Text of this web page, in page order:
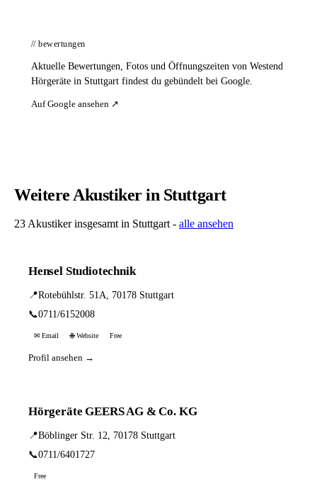
// bewertungen
Aktuelle Bewertungen, Fotos und Öffnungszeiten von Westend
Hörgeräte in Stuttgart findest du gebündelt bei Google.
Auf Google ansehen ↗
Weitere Akustiker in Stuttgart
23 Akustiker insgesamt in Stuttgart - alle ansehen
Hensel Studiotechnik
📍Rotebühlstr. 51A, 70178 Stuttgart
📞0711/6152008
✉ Email 🌐 Website Free
Profil ansehen →
Hörgeräte GEERS AG & Co. KG
📍Böblinger Str. 12, 70178 Stuttgart
📞0711/6401727
Free